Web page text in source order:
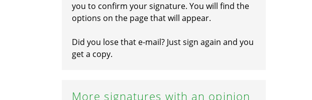
you to confirm your signature. You will find the
options on the page that will appear.
Did you lose that e-mail? Just sign again and you
get a copy.
More signatures with an opinion